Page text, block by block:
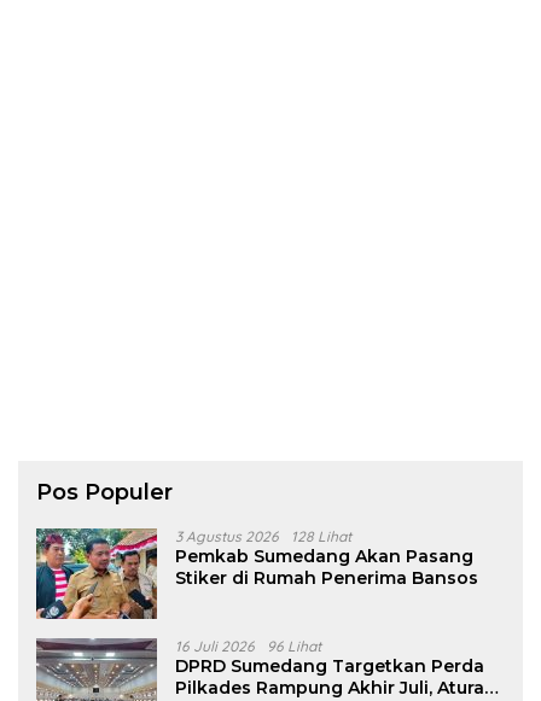
Pos Populer
3 Agustus 2026 128 Lihat
Pemkab Sumedang Akan Pasang
Stiker di Rumah Penerima Bansos
16 Juli 2026 96 Lihat
DPRD Sumedang Targetkan Perda
Pilkades Rampung Akhir Juli, Aturan